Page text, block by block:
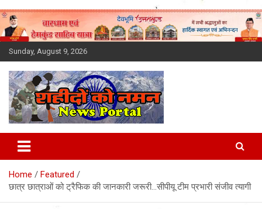
Skip
to
content
Sunday, August 9, 2026
Latest News Today, Breaking
News, Uttarakhand News in
Hindi
Home
Featured
छात्र छात्राओं को ट्रैफिक की जानकारी जरूरी…सीपीयू टीम प्रभारी संजीव त्यागी